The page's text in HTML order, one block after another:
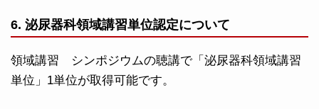
6. 泌尿器科領域講習単位認定について
領域講習 シンポジウムの聴講で「泌尿器科領域講習
単位」1単位が取得可能です。